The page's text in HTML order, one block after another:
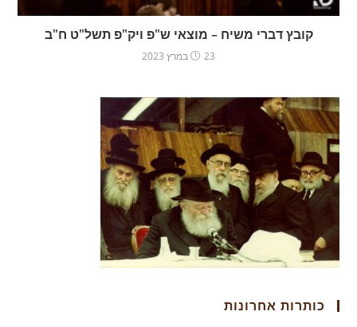
קובץ דברי משיח – מוצאי ש"פ ויק"פ תשל"ט ח"ב
23 במרץ 2023
כותרות אחרונות